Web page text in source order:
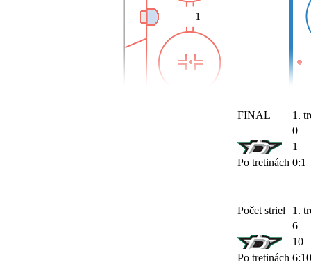
1
FINAL
1.
0
1
Po tretinách 0:1
Počet striel
1.
6
10
Po tretinách 6:10